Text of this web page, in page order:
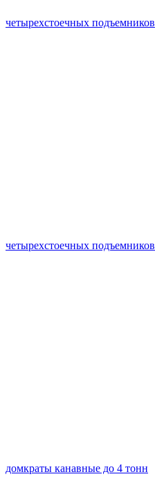
четырехстоечных подъемников
четырехстоечных подъемников
домкраты канавные до 4 тонн